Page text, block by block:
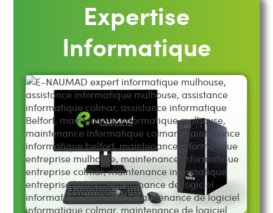
Expertise
Informatique